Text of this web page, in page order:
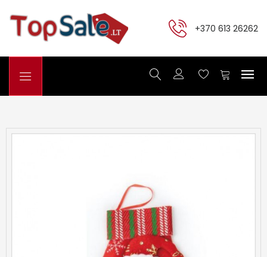
+370 613 26262